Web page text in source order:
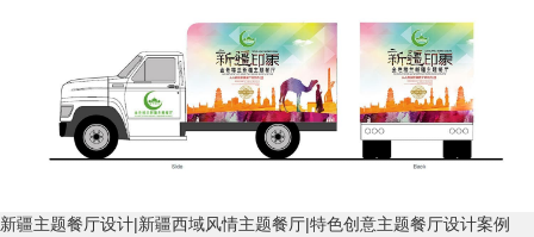
新疆主题餐厅设计|新疆西域风情主题餐厅|特色创意主题餐厅设计案例